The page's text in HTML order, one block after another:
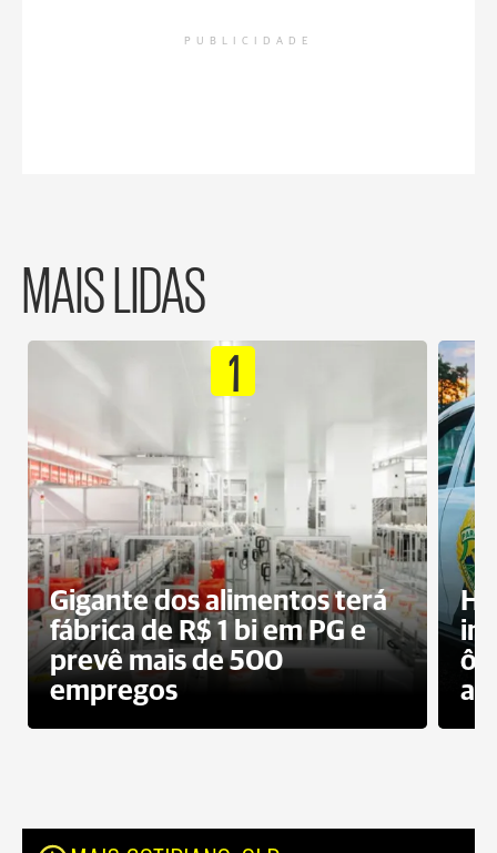
PUBLICIDADE
MAIS LIDAS
1
Gigante dos alimentos terá
fábrica de R$ 1 bi em PG e
prevê mais de 500
empregos